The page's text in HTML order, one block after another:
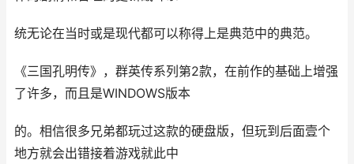
统无论在当时或是现代都可以称得上是典范中的典范。
《三国孔明传》，群英传系列第2款，在前作的基础上增强
了许多，而且是WINDOWS版本
的。相信很多兄弟都玩过这款的硬盘版，但玩到后面壹个
地方就会出错接着游戏就此中